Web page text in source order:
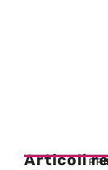
Articoli